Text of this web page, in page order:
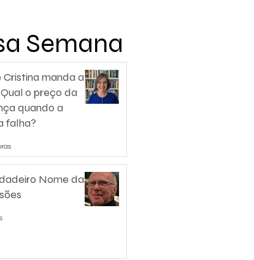
Cristina manda a
o preço da
quando a
falha?
Nome das
Semana